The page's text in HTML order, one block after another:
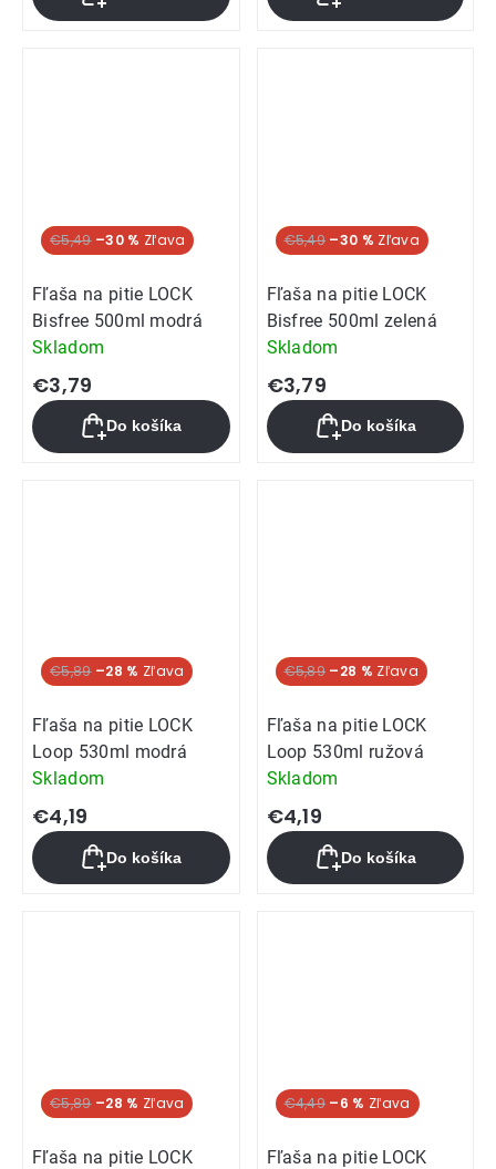
Akcia
€5,49 –30 %
Fľaša na pitie LOCK
Bisfree 500ml modrá
Skladom
€3,79
Do košíka
Akcia
€5,49 –30 %
Fľaša na pitie LOCK
Bisfree 500ml zelená
Skladom
€3,79
Do košíka
Akcia
€5,89 –28 %
Fľaša na pitie LOCK
Loop 530ml modrá
Skladom
€4,19
Do košíka
Akcia
€5,89 –28 %
Fľaša na pitie LOCK
Loop 530ml ružová
Skladom
€4,19
Do košíka
Akcia
€5,89 –28 %
Fľaša na pitie LOCK
€4,49 –6 %
Fľaša na pitie LOCK